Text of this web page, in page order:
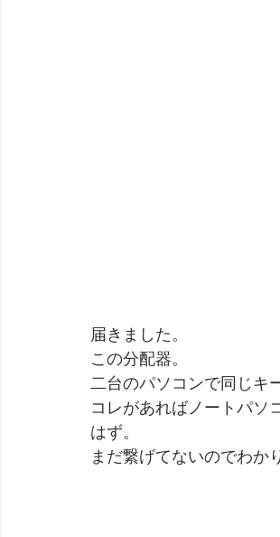
届きました。
この分配器。
二台のパソコンで同じキ
コレがあればノートパソ
はず。
まだ繋げてないのでわか